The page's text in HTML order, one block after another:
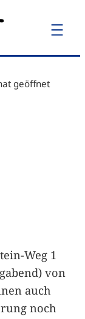
geöffnet
Weg 1
von
auch
noch